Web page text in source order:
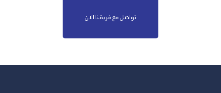
تواصل مع فريقنا الان